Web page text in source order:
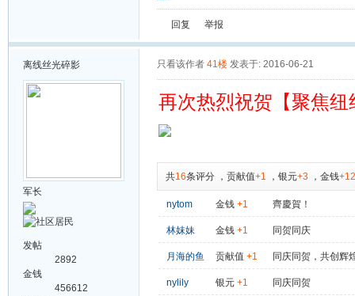
回复 举报
离线丝光碎影
军长
发帖
2892
金钱
456612
只看该作者 41楼 发表于: 2016-06-21
再次热烈祝贺【聚焦
共16条评分 ， 贡献值+1 ， 银元+3 ， 金钱+12
nytom 金钱 +1 齊慶賀！
林妺妹 金钱 +1 同贺同庆
月海的鱼 贡献值 +1 同庆同贺，共创辉
nylily 银元 +1 同庆同贺